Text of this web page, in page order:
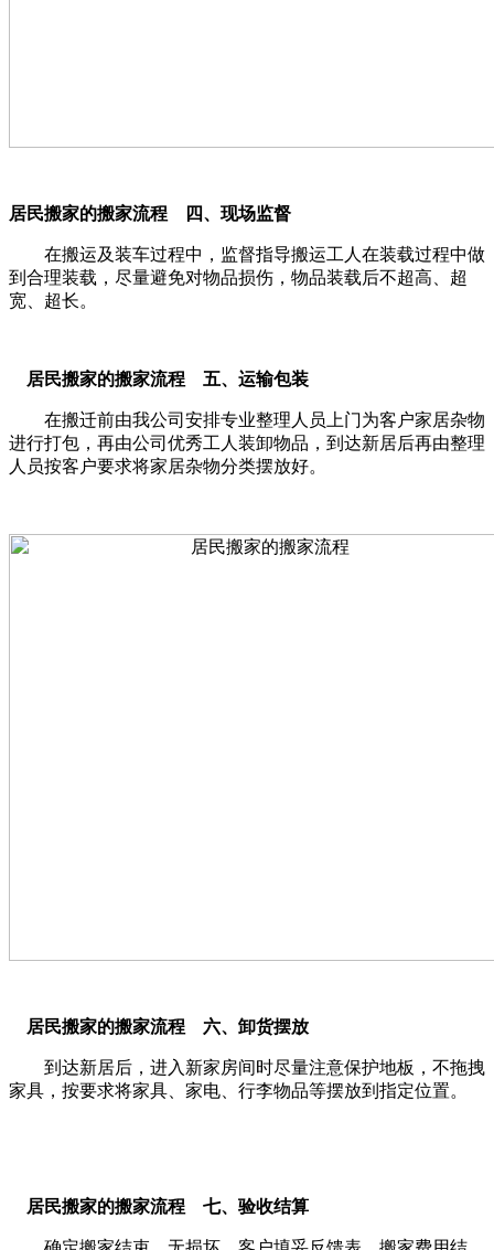
居民搬家的搬家流程 四、现场监督
在搬运及装车过程中，监督指导搬运工人在装载过程中做
到合理装载，尽量避免对物品损伤，物品装载后不超高、超
宽、超长。
居民搬家的搬家流程 五、运输包装
在搬迁前由我公司安排专业整理人员上门为客户家居杂物
进行打包，再由公司优秀工人装卸物品，到达新居后再由整理
人员按客户要求将家居杂物分类摆放好。
居民搬家的搬家流程 六、卸货摆放
到达新居后，进入新家房间时尽量注意保护地板，不拖拽
家具，按要求将家具、家电、行李物品等摆放到指定位置。
居民搬家的搬家流程 七、验收结算